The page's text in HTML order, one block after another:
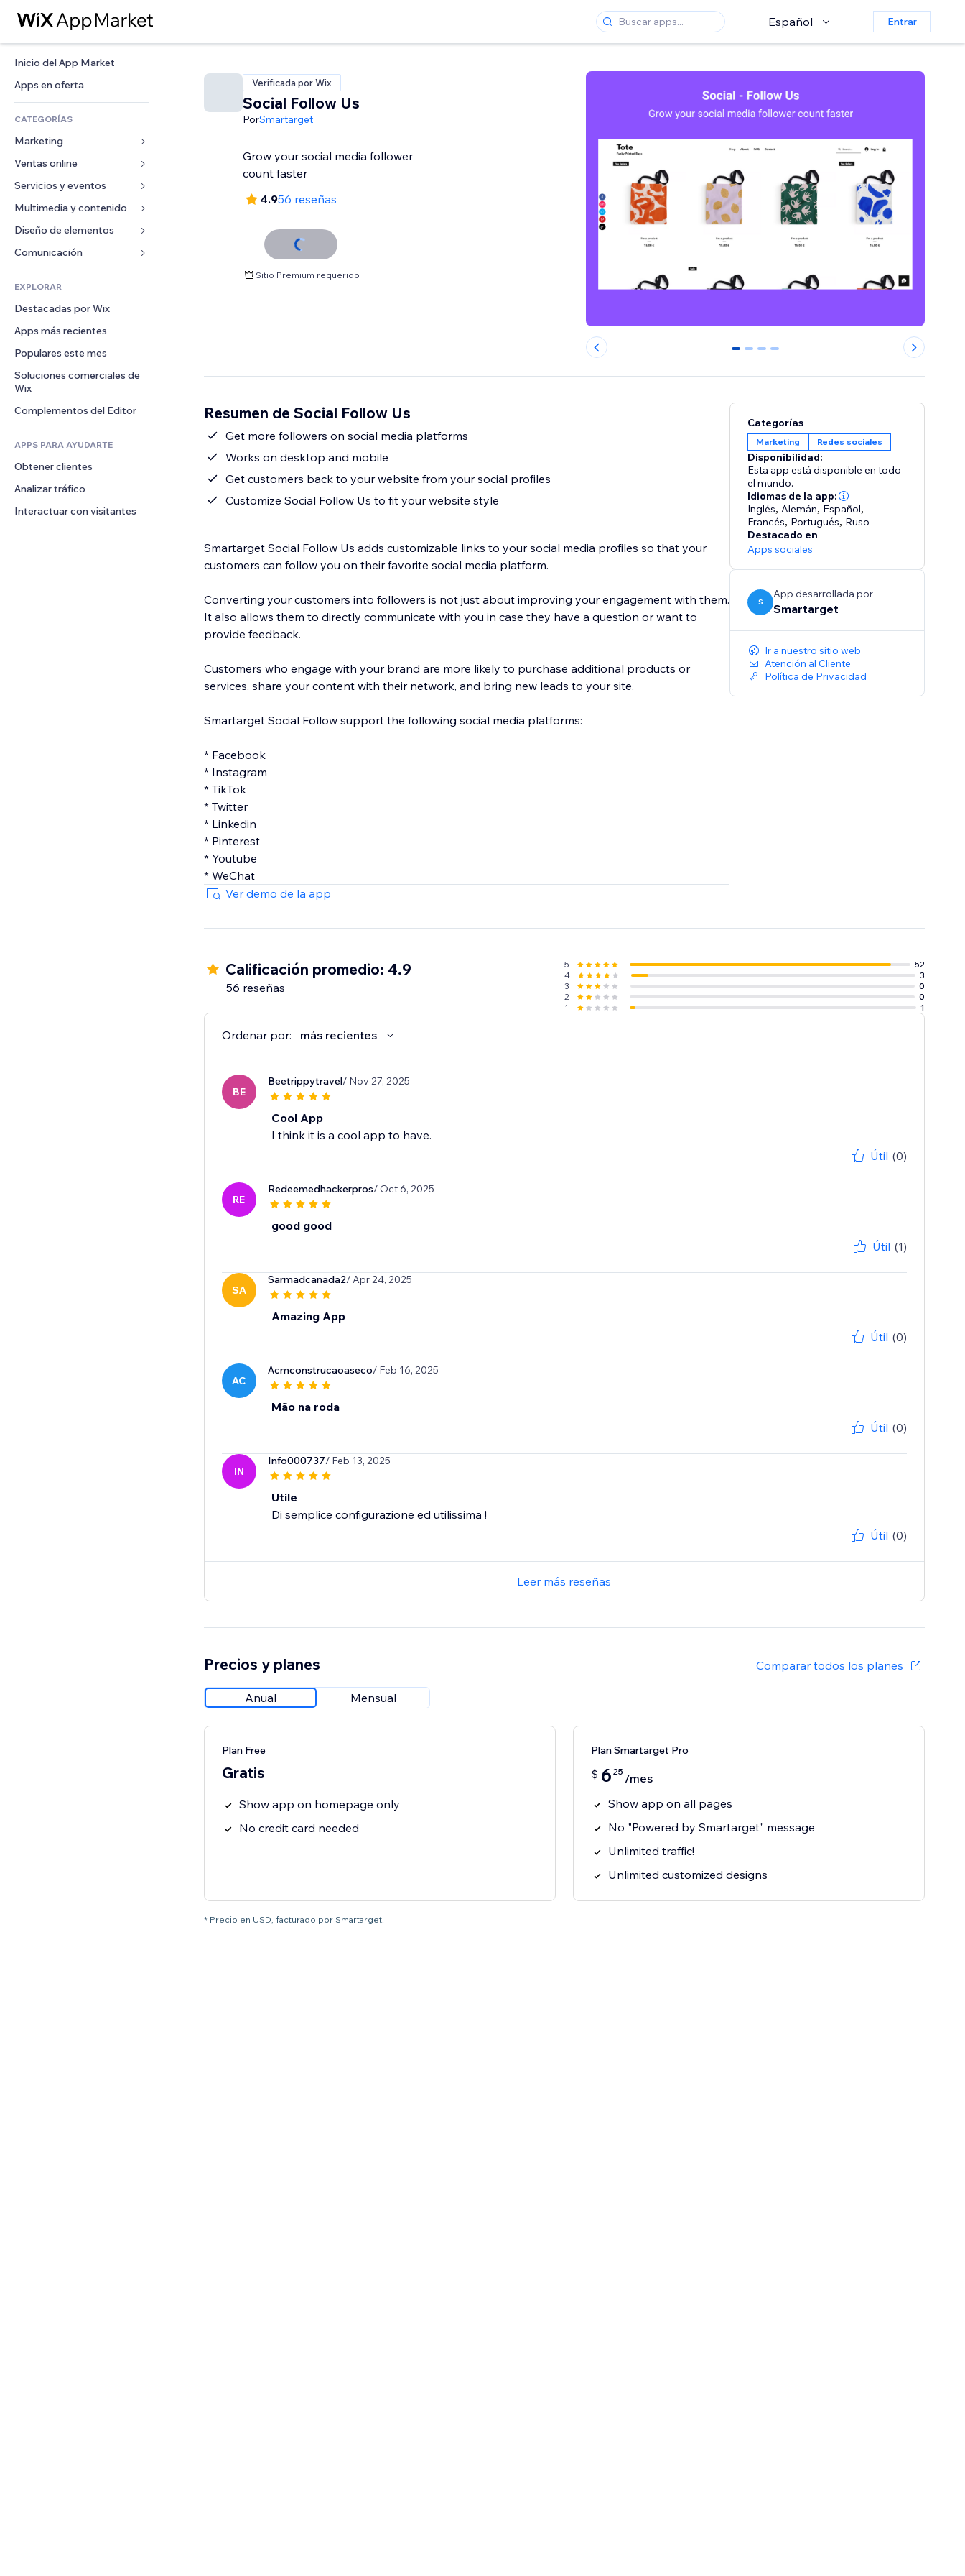
Español Entrar
Inicio del App Market
Apps en oferta
CATEGORÍAS
Marketing
Anuncios
Móvil
Analíticas
Anuncios del sitio
Email
Ventas online
Apps para tiendas
Envíos y entregas
Botones de venta
Contabilidad
Cupones y fidelización
Almacenamiento de mercancía
Crowdfunding
Alimentos y bebidas
Servicios y eventos
Hoteles
Eventos
Restaurantes
Inmobiliarias
Reservas
Multimedia y contenido
Galerías
Música
Pódcast
Fotografía
Video
PDF
Compartir archivos
Noticias
Servicios de contenido
Efectos de texto
Diseño de elementos
Mapas y navegación
Privacidad y seguridad
Reloj
Plantillas para páginas
Efectos de imágenes
Botones y menús
Banners e insignias
Calculadoras
Buscar
Formularios
Encuestas
Chat
Comentarios
Teléfono
Comunidad
Reseñas y testimonios
EXPLORAR
Destacadas por Wix
Apps más recientes
Populares este mes
Soluciones comerciales de
Wix
Complementos del Editor
APPS PARA AYUDARTE
Obtener clientes
Analizar tráfico
Interactuar con visitantes
Verificada por Wix
Social Follow Us
PorSmartarget
Grow your social media follower
count faster
4.956 reseñas
Sitio Premium requerido
0 1 2 3
Resumen de Social Follow Us
Get more followers on social media platforms
Works on desktop and mobile
Get customers back to your website from your social profiles
Customize Social Follow Us to fit your website style
Smartarget Social Follow Us adds customizable links to your social media profiles so that your
customers can follow you on their favorite social media platform.
Converting your customers into followers is not just about improving your engagement with them.
It also allows them to directly communicate with you in case they have a question or want to
provide feedback.
Customers who engage with your brand are more likely to purchase additional products or
services, share your content with their network, and bring new leads to your site.
Smartarget Social Follow support the following social media platforms:
* Facebook
* Instagram
* TikTok
* Twitter
* Linkedin
* Pinterest
* Youtube
* WeChat
Ver demo de la app
Categorías
Marketing Redes sociales
Disponibilidad:
Esta app está disponible en todo
el mundo.
Idiomas de la app:
Inglés, Alemán, Español,
Francés, Portugués, Ruso
Destacado en
Apps sociales
S
App desarrollada por
Smartarget
Ir a nuestro sitio web
Atención al Cliente
Política de Privacidad
Calificación promedio: 4.9
56 reseñas
5
52
4
3
3
0
2
0
1
1
Ordenar por: más recientes
BE
Beetrippytravel/ Nov 27, 2025
Cool App
I think it is a cool app to have.
Útil (0)
RE
Redeemedhackerpros/ Oct 6, 2025
good good
Útil (1)
SA
Sarmadcanada2/ Apr 24, 2025
Amazing App
Útil (0)
AC
Acmconstrucaoaseco/ Feb 16, 2025
Mão na roda
Útil (0)
IN
Info000737/ Feb 13, 2025
Utile
Di semplice configurazione ed utilissima !
Útil (0)
Leer más reseñas
Precios y planes Comparar todos los planes
Anual Mensual
Plan Free
Gratis
Show app on homepage only
No credit card needed
Plan Smartarget Pro
$ 6 25 /mes
Show app on all pages
No "Powered by Smartarget" message
Unlimited traffic!
Unlimited customized designs
* Precio en USD, facturado por Smartarget.